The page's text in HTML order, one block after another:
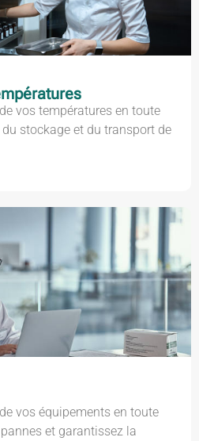
vos températures en toute
stockage et du transport de
vos équipements en toute
et garantissez la